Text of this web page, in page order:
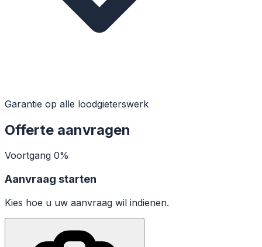
Garantie op alle loodgieterswerk
Offerte aanvragen
Voortgang 0%
Aanvraag starten
Kies hoe u uw aanvraag wil indienen.